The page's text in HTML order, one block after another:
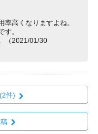
高くなりますよね。
す。
（2021/01/30
件)